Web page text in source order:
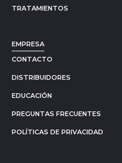
TRATAMIENTOS
EMPRESA
CONTACTO
DISTRIBUIDORES
EDUCACIÓN
PREGUNTAS FRECUENTES
POLÍTICAS DE PRIVACIDAD